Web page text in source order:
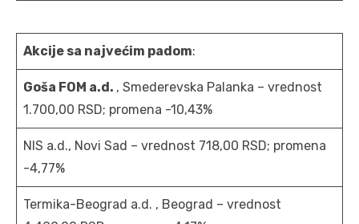
Akcije sa najvećim padom:
Goša FOM a.d. , Smederevska Palanka – vrednost
1.700,00 RSD; promena -10,43%
NIS a.d., Novi Sad – vrednost 718,00 RSD; promena
-4,77%
Termika-Beograd a.d. , Beograd – vrednost